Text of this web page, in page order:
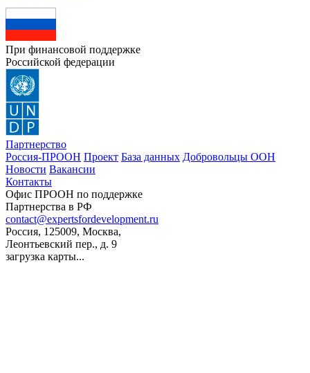
При финансовой поддержке
Российской федерации
Партнерство
Россия-ПРООН Проект База данных Добровольцы ООН
Новости Вакансии
Контакты
Офис ПРООН по поддержке
Партнерства в РФ
contact@expertsfordevelopment.ru
Россия, 125009, Москва,
Леонтьевский пер., д. 9
загрузка карты...